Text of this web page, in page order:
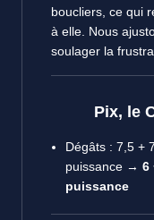
boucliers, ce qui
à elle. Nous
soulager la
Pix, le
Dégâts : 7,5 +
puissance → 6
puissance